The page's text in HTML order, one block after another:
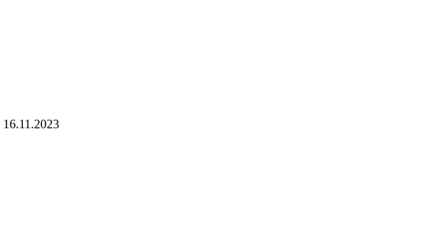
16.11.2023